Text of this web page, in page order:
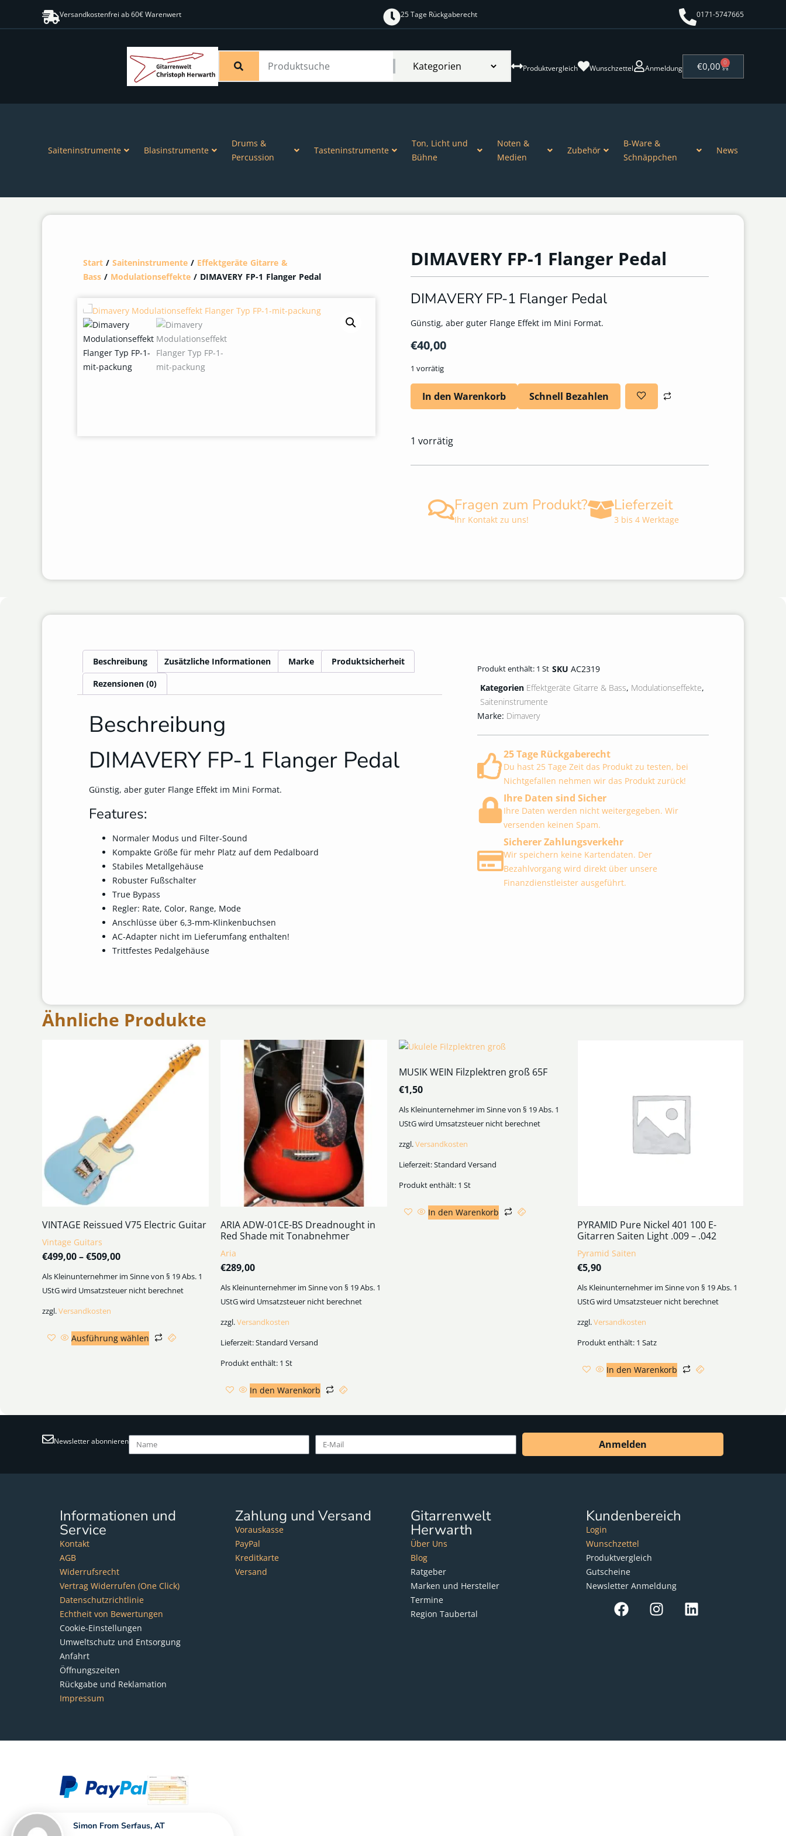
Versandkostenfrei ab 60€ Warenwert 25 Tage Rückgaberecht 0171-5747665
Produktvergleich Wunschzettel Anmeldung €0,00 0
Saiteninstrumente Blasinstrumente
Drums &
Percussion
Tasteninstrumente
Ton, Licht und
Bühne
Noten &
Medien
Zubehör
B-Ware &
Schnäppchen
News
Start / Saiteninstrumente / Effektgeräte Gitarre &
Bass / Modulationseffekte / DIMAVERY FP-1 Flanger Pedal
DIMAVERY FP-1 Flanger Pedal
DIMAVERY FP-1 Flanger Pedal
Günstig, aber guter Flange Effekt im Mini Format.
€40,00
1 vorrätig
Schnell Bezahlen
In den Warenkorb
1 vorrätig
Fragen zum Produkt?
Ihr Kontakt zu uns!
Lieferzeit
3 bis 4 Werktage
Beschreibung Zusätzliche Informationen Marke Produktsicherheit
Rezensionen (0)
Beschreibung
DIMAVERY FP-1 Flanger Pedal
Günstig, aber guter Flange Effekt im Mini Format.
Features:
Normaler Modus und Filter-Sound
Kompakte Größe für mehr Platz auf dem Pedalboard
Stabiles Metallgehäuse
Robuster Fußschalter
True Bypass
Regler: Rate, Color, Range, Mode
Anschlüsse über 6,3-mm-Klinkenbuchsen
AC-Adapter nicht im Lieferumfang enthalten!
Trittfestes Pedalgehäuse
Produkt enthält: 1 St SKU AC2319
Kategorien Effektgeräte Gitarre & Bass, Modulationseffekte,
Saiteninstrumente
Marke: Dimavery
25 Tage Rückgaberecht
Du hast 25 Tage Zeit das Produkt zu testen, bei
Nichtgefallen nehmen wir das Produkt zurück!
Ihre Daten sind Sicher
Ihre Daten werden nicht weitergegeben. Wir
versenden keinen Spam.
Sicherer Zahlungsverkehr
Wir speichern keine Kartendaten. Der
Bezahlvorgang wird direkt über unsere
Finanzdienstleister ausgeführt.
Ähnliche Produkte
VINTAGE Reissued V75 Electric Guitar
Vintage Guitars
€499,00–€509,00
Als Kleinunternehmer im Sinne von § 19 Abs. 1
UStG wird Umsatzsteuer nicht berechnet
zzgl.Versandkosten
Ausführung wählen
ARIA ADW-01CE-BS Dreadnought in
Red Shade mit Tonabnehmer
Aria
€289,00
Als Kleinunternehmer im Sinne von § 19 Abs. 1
UStG wird Umsatzsteuer nicht berechnet
zzgl.Versandkosten
Lieferzeit:Standard Versand
Produkt enthält: 1 St
In den Warenkorb
MUSIK WEIN Filzplektren groß 65F
€1,50
Als Kleinunternehmer im Sinne von § 19 Abs. 1
UStG wird Umsatzsteuer nicht berechnet
zzgl.Versandkosten
Lieferzeit:Standard Versand
Produkt enthält: 1 St
In den Warenkorb
PYRAMID Pure Nickel 401 100 E-
Gitarren Saiten Light .009 – .042
Pyramid Saiten
€5,90
Als Kleinunternehmer im Sinne von § 19 Abs. 1
UStG wird Umsatzsteuer nicht berechnet
zzgl.Versandkosten
Produkt enthält: 1 Satz
In den Warenkorb
Newsletter abonnieren Anmelden
Informationen und
Service
Kontakt
AGB
Widerrufsrecht
Vertrag Widerrufen (One Click)
Datenschutzrichtlinie
Echtheit von Bewertungen
Cookie-Einstellungen
Umweltschutz und Entsorgung
Anfahrt
Öffnungszeiten
Rückgabe und Reklamation
Impressum
Zahlung und Versand
Vorauskasse
PayPal
Kreditkarte
Versand
Gitarrenwelt
Herwarth
Über Uns
Blog
Ratgeber
Marken und Hersteller
Termine
Region Taubertal
Kundenbereich
Login
Wunschzettel
Produktvergleich
Gutscheine
Newsletter Anmeldung
Simon From Serfaus, AT